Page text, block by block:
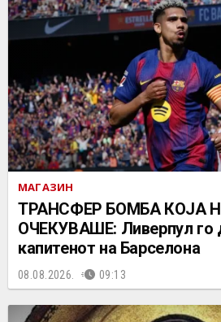
МАГАЗИН
ТРАНСФЕР БОМБА КОЈА
ОЧЕКУВАШЕ: Ливерпул го
капитенот на Барселона
08.08.2026. 09:13